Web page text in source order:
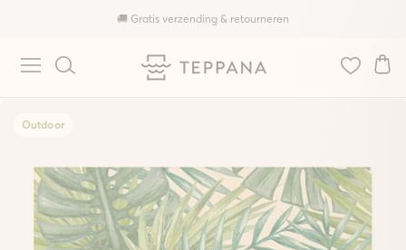
🚚 Gratis verzending & retourneren
Outdoor